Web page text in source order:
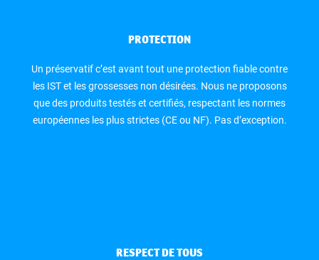
PROTECTION
Un préservatif c’est avant tout une protection fiable contre
les IST et les grossesses non désirées. Nous ne proposons
que des produits testés et certifiés, respectant les normes
européennes les plus strictes (CE ou NF). Pas d’exception.
RESPECT DE TOUS